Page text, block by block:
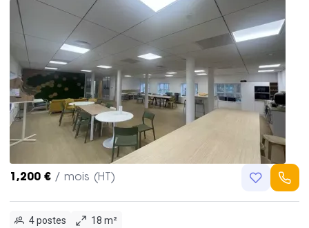
1,200 € / mois (HT)
4 postes
18 m²